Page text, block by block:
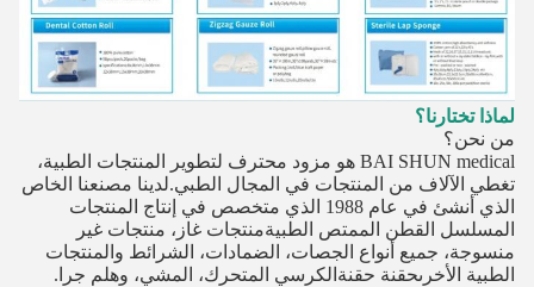
لماذا تختارنا؟
من نحن؟
BAI SHUN medical هو مزود محترف لتطوير المنتجات الطبية،
تغطي الآلاف من المنتجات في المجال الطبي.لدينا مصنعنا الخاص
الذي أنشئ في عام 1988 الذي متخصص في إنتاج المنتجات
المسلسل القطن الممتص الطبيةمنتجات غاز، منتجات غير
منسوجة، جميع أنواع الجصات، الضمادات، الشرائط والمنتجات
الطبية الأخرىحقنة حقنةالكرسي المتحرك، المشي، وهلم جرا.